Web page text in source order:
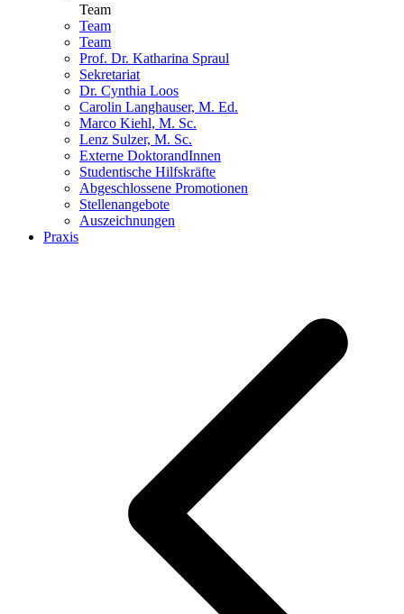
Team
Team
Team
Prof. Dr. Katharina Spraul
Sekretariat
Dr. Cynthia Loos
Carolin Langhauser, M. Ed.
Marco Kiehl, M. Sc.
Lenz Sulzer, M. Sc.
Externe DoktorandInnen
Studentische Hilfskräfte
Abgeschlossene Promotionen
Stellenangebote
Auszeichnungen
Praxis